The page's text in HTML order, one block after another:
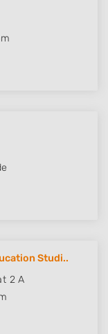
Studi..
2 A